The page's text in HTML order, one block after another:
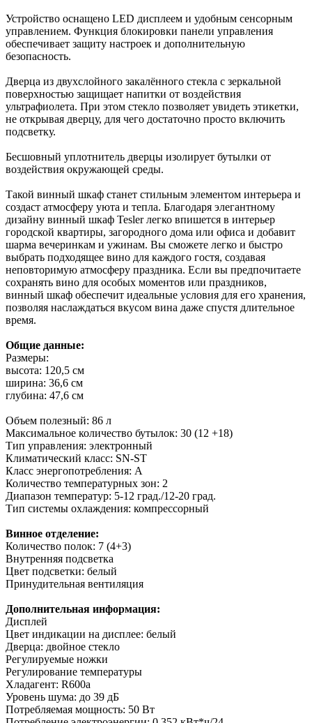
Устройство оснащено LED дисплеем и удобным сенсорным
управлением. Функция блокировки панели управления
обеспечивает защиту настроек и дополнительную
безопасность.
Дверца из двухслойного закалённого стекла с зеркальной
поверхностью защищает напитки от воздействия
ультрафиолета. При этом стекло позволяет увидеть этикетки,
не открывая дверцу, для чего достаточно просто включить
подсветку.
Бесшовный уплотнитель дверцы изолирует бутылки от
воздействия окружающей среды.
Такой винный шкаф станет стильным элементом интерьера и
создаст атмосферу уюта и тепла. Благодаря элегантному
дизайну винный шкаф Tesler легко впишется в интерьер
городской квартиры, загородного дома или офиса и добавит
шарма вечеринкам и ужинам. Вы сможете легко и быстро
выбрать подходящее вино для каждого гостя, создавая
неповторимую атмосферу праздника. Если вы предпочитаете
сохранять вино для особых моментов или праздников,
винный шкаф обеспечит идеальные условия для его хранения,
позволяя наслаждаться вкусом вина даже спустя длительное
время.
Общие данные:
Размеры:
высота: 120,5 см
ширина: 36,6 см
глубина: 47,6 см
Объем полезный: 86 л
Максимальное количество бутылок: 30 (12 +18)
Тип управления: электронный
Климатический класс: SN-ST
Класс энергопотребления: А
Количество температурных зон: 2
Диапазон температур: 5-12 град./12-20 град.
Тип системы охлаждения: компрессорный
Винное отделение:
Количество полок: 7 (4+3)
Внутренняя подсветка
Цвет подсветки: белый
Принудительная вентиляция
Дополнительная информация:
Дисплей
Цвет индикации на дисплее: белый
Дверца: двойное стекло
Регулируемые ножки
Регулирование температуры
Хладагент: R600a
Уровень шума: до 39 дБ
Потребляемая мощность: 50 Вт